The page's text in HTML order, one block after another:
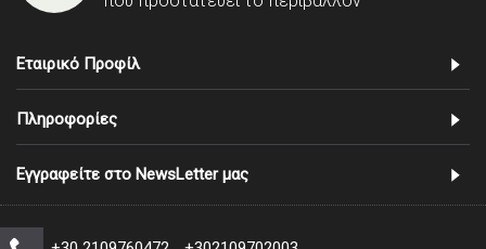
Εταιρικό Προφίλ
Πληροφορίες
Εγγραφείτε στο NewsLetter μας